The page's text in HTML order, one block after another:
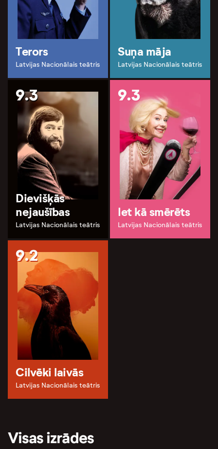
Terors
Latvijas Nacionālais teātris
Suņa māja
Latvijas Nacionālais teātris
9.3
Dievišķās
nejaušības
Latvijas Nacionālais teātris
9.3
Iet kā smērēts
Latvijas Nacionālais teātris
9.2
Cilvēki laivās
Latvijas Nacionālais teātris
Visas izrādes